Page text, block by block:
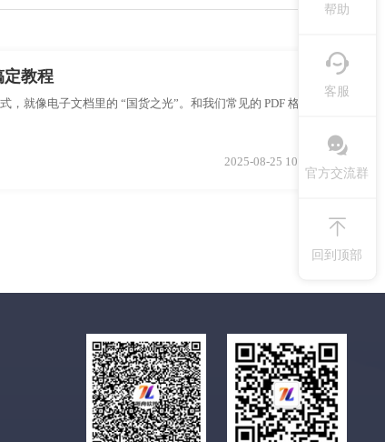
定教程
就像电子文档里的 “国货之光”。和我们常见的 PDF 格式相
2025-08-25 10:06:33
帮助
客服
官方交流群
回到顶部